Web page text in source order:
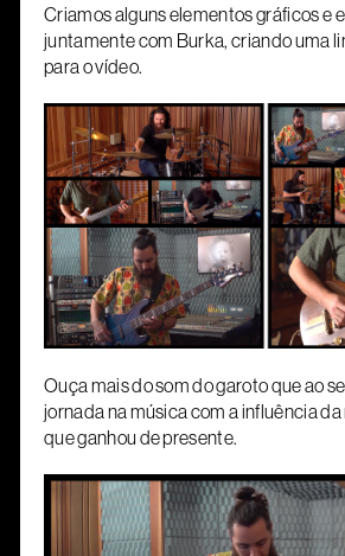
Criamos alguns elementos gráficos e
juntamente com Burka, criando uma
para o vídeo.
Ouça mais do som do garoto que ao
jornada na música com a influência
que ganhou de presente.